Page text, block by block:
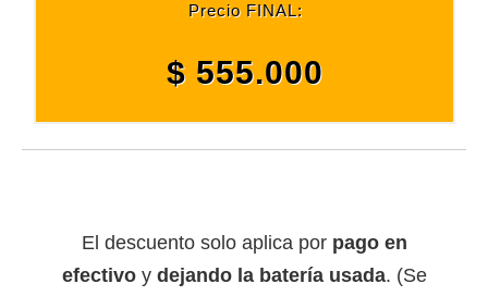
Precio FINAL:
$ 555.000
El descuento solo aplica por pago en
efectivoy dejando la batería usada. (Se